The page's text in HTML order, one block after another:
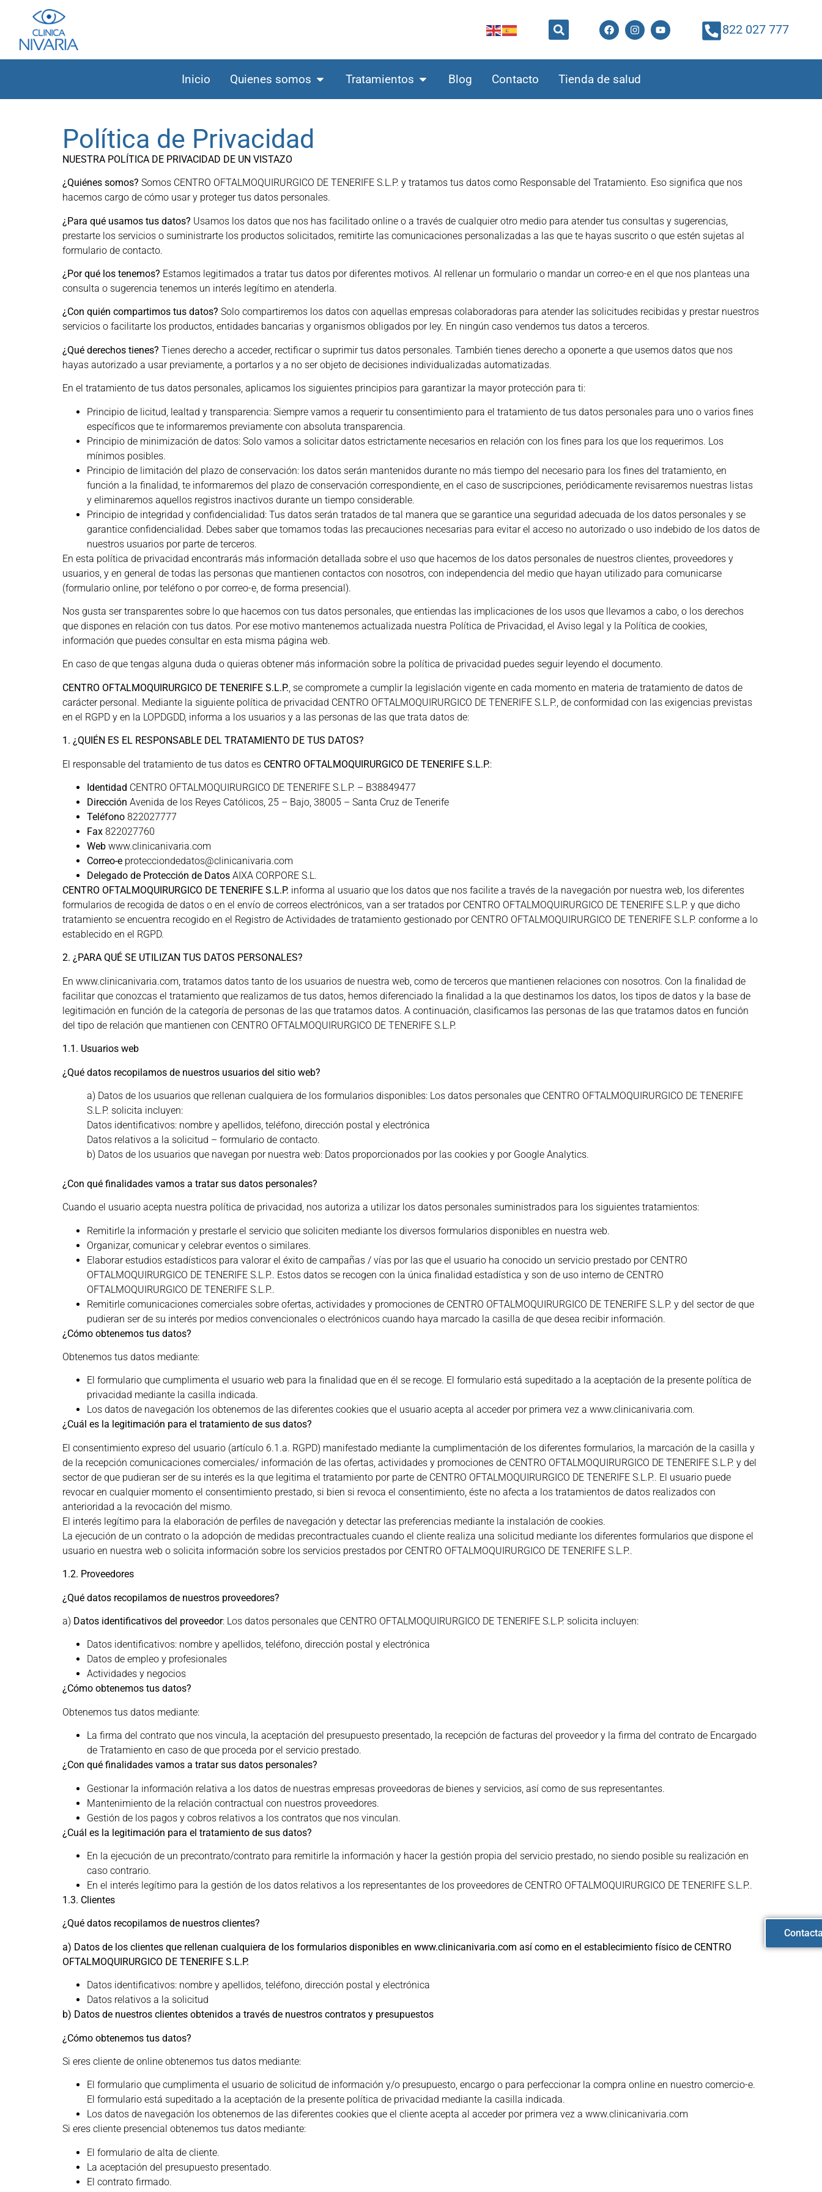
822 027 777
Inicio Quienes somos Tratamientos Blog Contacto Tienda de salud
Política de Privacidad
NUESTRA POLÍTICA DE PRIVACIDAD DE UN VISTAZO
¿Quiénes somos? Somos CENTRO OFTALMOQUIRURGICO DE TENERIFE S.L.P. y tratamos tus datos como Responsable del Tratamiento. Eso significa que nos
hacemos cargo de cómo usar y proteger tus datos personales.
¿Para qué usamos tus datos? Usamos los datos que nos has facilitado online o a través de cualquier otro medio para atender tus consultas y sugerencias,
prestarte los servicios o suministrarte los productos solicitados, remitirte las comunicaciones personalizadas a las que te hayas suscrito o que estén sujetas al
formulario de contacto.
¿Por qué los tenemos? Estamos legitimados a tratar tus datos por diferentes motivos. Al rellenar un formulario o mandar un correo-e en el que nos planteas una
consulta o sugerencia tenemos un interés legítimo en atenderla.
¿Con quién compartimos tus datos? Solo compartiremos los datos con aquellas empresas colaboradoras para atender las solicitudes recibidas y prestar nuestros
servicios o facilitarte los productos, entidades bancarias y organismos obligados por ley. En ningún caso vendemos tus datos a terceros.
¿Qué derechos tienes? Tienes derecho a acceder, rectificar o suprimir tus datos personales. También tienes derecho a oponerte a que usemos datos que nos
hayas autorizado a usar previamente, a portarlos y a no ser objeto de decisiones individualizadas automatizadas.
En el tratamiento de tus datos personales, aplicamos los siguientes principios para garantizar la mayor protección para ti:
Principio de licitud, lealtad y transparencia: Siempre vamos a requerir tu consentimiento para el tratamiento de tus datos personales para uno o varios fines
específicos que te informaremos previamente con absoluta transparencia.
Principio de minimización de datos: Solo vamos a solicitar datos estrictamente necesarios en relación con los fines para los que los requerimos. Los
mínimos posibles.
Principio de limitación del plazo de conservación: los datos serán mantenidos durante no más tiempo del necesario para los fines del tratamiento, en
función a la finalidad, te informaremos del plazo de conservación correspondiente, en el caso de suscripciones, periódicamente revisaremos nuestras listas
y eliminaremos aquellos registros inactivos durante un tiempo considerable.
Principio de integridad y confidencialidad: Tus datos serán tratados de tal manera que se garantice una seguridad adecuada de los datos personales y se
garantice confidencialidad. Debes saber que tomamos todas las precauciones necesarias para evitar el acceso no autorizado o uso indebido de los datos de
nuestros usuarios por parte de terceros.
En esta política de privacidad encontrarás más información detallada sobre el uso que hacemos de los datos personales de nuestros clientes, proveedores y
usuarios, y en general de todas las personas que mantienen contactos con nosotros, con independencia del medio que hayan utilizado para comunicarse
(formulario online, por teléfono o por correo-e, de forma presencial).
Nos gusta ser transparentes sobre lo que hacemos con tus datos personales, que entiendas las implicaciones de los usos que llevamos a cabo, o los derechos
que dispones en relación con tus datos. Por ese motivo mantenemos actualizada nuestra Política de Privacidad, el Aviso legal y la Política de cookies,
información que puedes consultar en esta misma página web.
En caso de que tengas alguna duda o quieras obtener más información sobre la política de privacidad puedes seguir leyendo el documento.
CENTRO OFTALMOQUIRURGICO DE TENERIFE S.L.P. , se compromete a cumplir la legislación vigente en cada momento en materia de tratamiento de datos de
carácter personal. Mediante la siguiente política de privacidad CENTRO OFTALMOQUIRURGICO DE TENERIFE S.L.P., de conformidad con las exigencias previstas
en el RGPD y en la LOPDGDD, informa a los usuarios y a las personas de las que trata datos de:
1. ¿QUIÉN ES EL RESPONSABLE DEL TRATAMIENTO DE TUS DATOS?
El responsable del tratamiento de tus datos es CENTRO OFTALMOQUIRURGICO DE TENERIFE S.L.P.:
Identidad CENTRO OFTALMOQUIRURGICO DE TENERIFE S.L.P. – B38849477
Dirección Avenida de los Reyes Católicos, 25 – Bajo, 38005 – Santa Cruz de Tenerife
Teléfono 822027777
Fax 822027760
Web www.clinicanivaria.com
Correo-e protecciondedatos@clinicanivaria.com
Delegado de Protección de Datos AIXA CORPORE S.L.
CENTRO OFTALMOQUIRURGICO DE TENERIFE S.L.P. informa al usuario que los datos que nos facilite a través de la navegación por nuestra web, los diferentes
formularios de recogida de datos o en el envío de correos electrónicos, van a ser tratados por CENTRO OFTALMOQUIRURGICO DE TENERIFE S.L.P. y que dicho
tratamiento se encuentra recogido en el Registro de Actividades de tratamiento gestionado por CENTRO OFTALMOQUIRURGICO DE TENERIFE S.L.P. conforme a lo
establecido en el RGPD.
2. ¿PARA QUÉ SE UTILIZAN TUS DATOS PERSONALES?
En www.clinicanivaria.com, tratamos datos tanto de los usuarios de nuestra web, como de terceros que mantienen relaciones con nosotros. Con la finalidad de
facilitar que conozcas el tratamiento que realizamos de tus datos, hemos diferenciado la finalidad a la que destinamos los datos, los tipos de datos y la base de
legitimación en función de la categoría de personas de las que tratamos datos. A continuación, clasificamos las personas de las que tratamos datos en función
del tipo de relación que mantienen con CENTRO OFTALMOQUIRURGICO DE TENERIFE S.L.P.
1.1. Usuarios web
¿Qué datos recopilamos de nuestros usuarios del sitio web?
a) Datos de los usuarios que rellenan cualquiera de los formularios disponibles: Los datos personales que CENTRO OFTALMOQUIRURGICO DE TENERIFE
S.L.P. solicita incluyen:
Datos identificativos: nombre y apellidos, teléfono, dirección postal y electrónica
Datos relativos a la solicitud – formulario de contacto.
b) Datos de los usuarios que navegan por nuestra web: Datos proporcionados por las cookies y por Google Analytics.
¿Con qué finalidades vamos a tratar sus datos personales?
Cuando el usuario acepta nuestra política de privacidad, nos autoriza a utilizar los datos personales suministrados para los siguientes tratamientos:
Remitirle la información y prestarle el servicio que soliciten mediante los diversos formularios disponibles en nuestra web.
Organizar, comunicar y celebrar eventos o similares.
Elaborar estudios estadísticos para valorar el éxito de campañas / vías por las que el usuario ha conocido un servicio prestado por CENTRO
OFTALMOQUIRURGICO DE TENERIFE S.L.P.. Estos datos se recogen con la única finalidad estadística y son de uso interno de CENTRO
OFTALMOQUIRURGICO DE TENERIFE S.L.P..
Remitirle comunicaciones comerciales sobre ofertas, actividades y promociones de CENTRO OFTALMOQUIRURGICO DE TENERIFE S.L.P. y del sector de que
pudieran ser de su interés por medios convencionales o electrónicos cuando haya marcado la casilla de que desea recibir información.
¿Cómo obtenemos tus datos?
Obtenemos tus datos mediante:
El formulario que cumplimenta el usuario web para la finalidad que en él se recoge. El formulario está supeditado a la aceptación de la presente política de
privacidad mediante la casilla indicada.
Los datos de navegación los obtenemos de las diferentes cookies que el usuario acepta al acceder por primera vez a www.clinicanivaria.com.
¿Cuál es la legitimación para el tratamiento de sus datos?
El consentimiento expreso del usuario (artículo 6.1.a. RGPD) manifestado mediante la cumplimentación de los diferentes formularios, la marcación de la casilla y
de la recepción comunicaciones comerciales/ información de las ofertas, actividades y promociones de CENTRO OFTALMOQUIRURGICO DE TENERIFE S.L.P. y del
sector de que pudieran ser de su interés es la que legitima el tratamiento por parte de CENTRO OFTALMOQUIRURGICO DE TENERIFE S.L.P.. El usuario puede
revocar en cualquier momento el consentimiento prestado, si bien si revoca el consentimiento, éste no afecta a los tratamientos de datos realizados con
anterioridad a la revocación del mismo.
El interés legítimo para la elaboración de perfiles de navegación y detectar las preferencias mediante la instalación de cookies.
La ejecución de un contrato o la adopción de medidas precontractuales cuando el cliente realiza una solicitud mediante los diferentes formularios que dispone el
usuario en nuestra web o solicita información sobre los servicios prestados por CENTRO OFTALMOQUIRURGICO DE TENERIFE S.L.P..
1.2. Proveedores
¿Qué datos recopilamos de nuestros proveedores?
a) Datos identificativos del proveedor: Los datos personales que CENTRO OFTALMOQUIRURGICO DE TENERIFE S.L.P. solicita incluyen:
Datos identificativos: nombre y apellidos, teléfono, dirección postal y electrónica
Datos de empleo y profesionales
Actividades y negocios
¿Cómo obtenemos tus datos?
Obtenemos tus datos mediante:
La firma del contrato que nos vincula, la aceptación del presupuesto presentado, la recepción de facturas del proveedor y la firma del contrato de Encargado
de Tratamiento en caso de que proceda por el servicio prestado.
¿Con qué finalidades vamos a tratar sus datos personales?
Gestionar la información relativa a los datos de nuestras empresas proveedoras de bienes y servicios, así como de sus representantes.
Mantenimiento de la relación contractual con nuestros proveedores.
Gestión de los pagos y cobros relativos a los contratos que nos vinculan.
¿Cuál es la legitimación para el tratamiento de sus datos?
En la ejecución de un precontrato/contrato para remitirle la información y hacer la gestión propia del servicio prestado, no siendo posible su realización en
caso contrario.
En el interés legítimo para la gestión de los datos relativos a los representantes de los proveedores de CENTRO OFTALMOQUIRURGICO DE TENERIFE S.L.P..
1.3. Clientes
¿Qué datos recopilamos de nuestros clientes?
a) Datos de los clientes que rellenan cualquiera de los formularios disponibles en www.clinicanivaria.com así como en el establecimiento físico de CENTRO
OFTALMOQUIRURGICO DE TENERIFE S.L.P.
Datos identificativos: nombre y apellidos, teléfono, dirección postal y electrónica
Datos relativos a la solicitud
b) Datos de nuestros clientes obtenidos a través de nuestros contratos y presupuestos
¿Cómo obtenemos tus datos?
Si eres cliente de online obtenemos tus datos mediante:
El formulario que cumplimenta el usuario de solicitud de información y/o presupuesto, encargo o para perfeccionar la compra online en nuestro comercio-e.
El formulario está supeditado a la aceptación de la presente política de privacidad mediante la casilla indicada.
Los datos de navegación los obtenemos de las diferentes cookies que el cliente acepta al acceder por primera vez a www.clinicanivaria.com
Si eres cliente presencial obtenemos tus datos mediante:
El formulario de alta de cliente.
La aceptación del presupuesto presentado.
El contrato firmado.